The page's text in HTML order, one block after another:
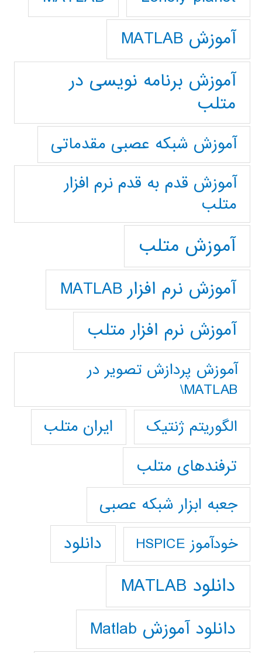
آموزش MATLAB
آموزش برنامه نویسی در
متلب
آموزش شبکه عصبی مقدماتی
آموزش قدم به قدم نرم افزار
متلب
آموزش متلب
آموزش نرم افزار MATLAB
آموزش نرم افزار متلب
آموزش پردازش تصوير در
MATLAB\
الگوریتم ژنتیک
ایران متلب
ترفندهای متلب
جعبه ابزار شبکه عصبی
خودآموز HSPICE دانلود
دانلود MATLAB
دانلود آموزش Matlab